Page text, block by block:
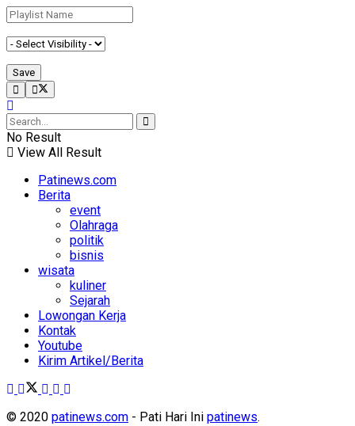
No Result
View All Result
Patinews.com
Berita
event
Olahraga
politik
bisnis
wisata
kuliner
Sejarah
Lowongan Kerja
Kontak
Youtube
Kirim Artikel/Berita
© 2020 patinews.com - Pati Hari Ini patinews.